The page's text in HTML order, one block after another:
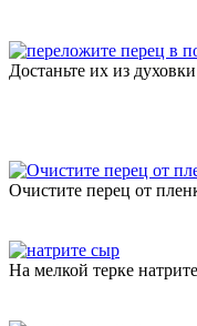
Достаньте их из
Очистите перец от
На мелкой терке